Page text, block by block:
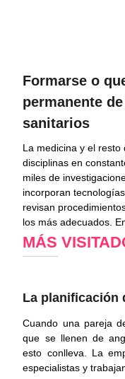
Formarse o
permanente
sanitarios
La medicina y el resto
disciplinas en
miles de
incorporan
revisan
los más adecuados.
MÁS
La planificación
Cuando una pareja
que se llenen de
esto conlleva. La
especialistas y